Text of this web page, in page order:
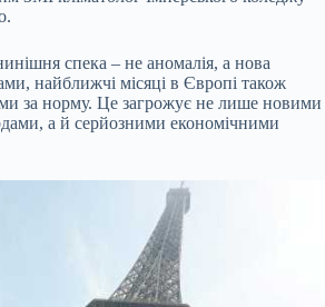
спека – не аномалія, а нова
найближчі місяці в Європі також
за норму. Це загрожує не лише новими
а й серйозними економічними